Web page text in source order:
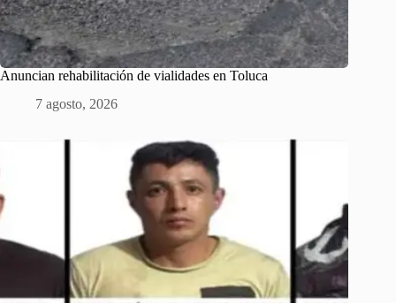
Anuncian rehabilitación de vialidades en Toluca
7 agosto, 2026